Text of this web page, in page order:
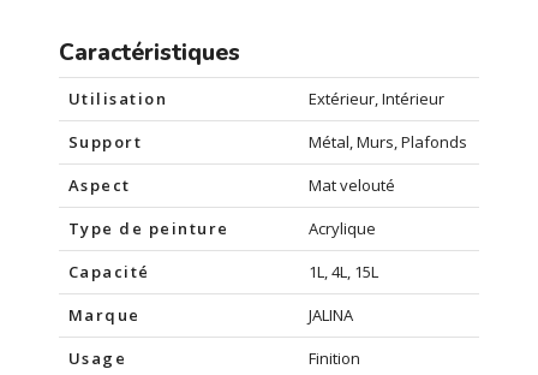
Caractéristiques
Utilisation
Extérieur, Intérieur
Support
Métal, Murs, Plafonds
Aspect
Mat velouté
Type de peinture
Acrylique
Capacité
1L, 4L, 15L
Marque
JALINA
Usage
Finition